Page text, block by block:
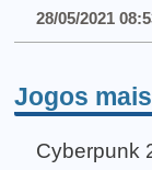
28/05/2021
Jogos
Cyberpunk